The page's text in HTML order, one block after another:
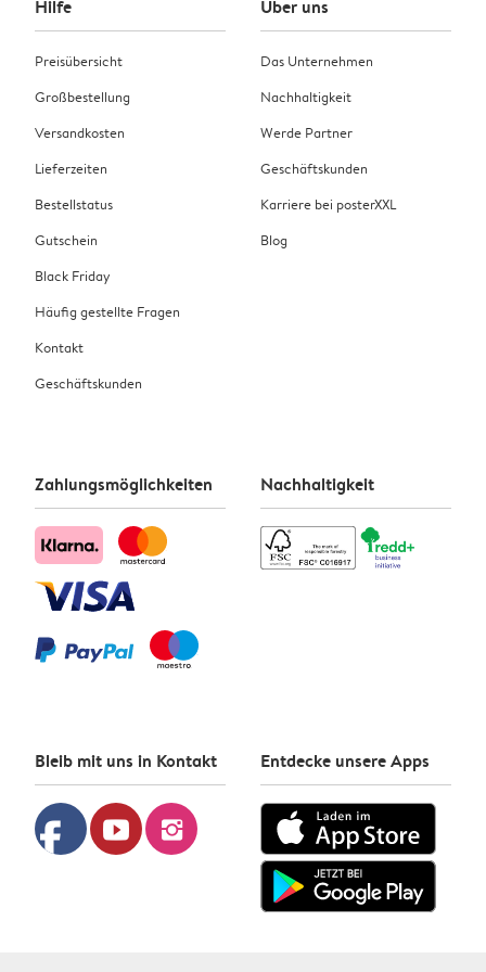
Hilfe
Preisübersicht
Großbestellung
Versandkosten
Lieferzeiten
Bestellstatus
Gutschein
Black Friday
Häufig gestellte Fragen
Kontakt
Geschäftskunden
Über uns
Das Unternehmen
Nachhaltigkeit
Werde Partner
Geschäftskunden
Karriere bei posterXXL
Blog
Zahlungsmöglichkeiten Nachhaltigkeit
Bleib mit uns in Kontakt
facebook youtube instagram
Entdecke unsere Apps